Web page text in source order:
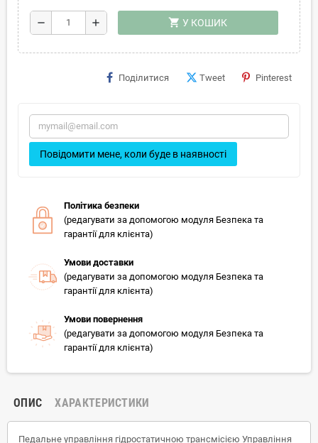
remove add shopping_cart У КОШИК
Поділитися Tweet Pinterest
Повідомити мене, коли буде в наявності
Політика безпеки
(редагувати за допомогою модуля Безпека та
гарантії для клієнта)
Умови доставки
(редагувати за допомогою модуля Безпека та
гарантії для клієнта)
Умови повернення
(редагувати за допомогою модуля Безпека та
гарантії для клієнта)
ОПИС ХАРАКТЕРИСТИКИ
Педальне управління гідростатичною трансмісією Управління